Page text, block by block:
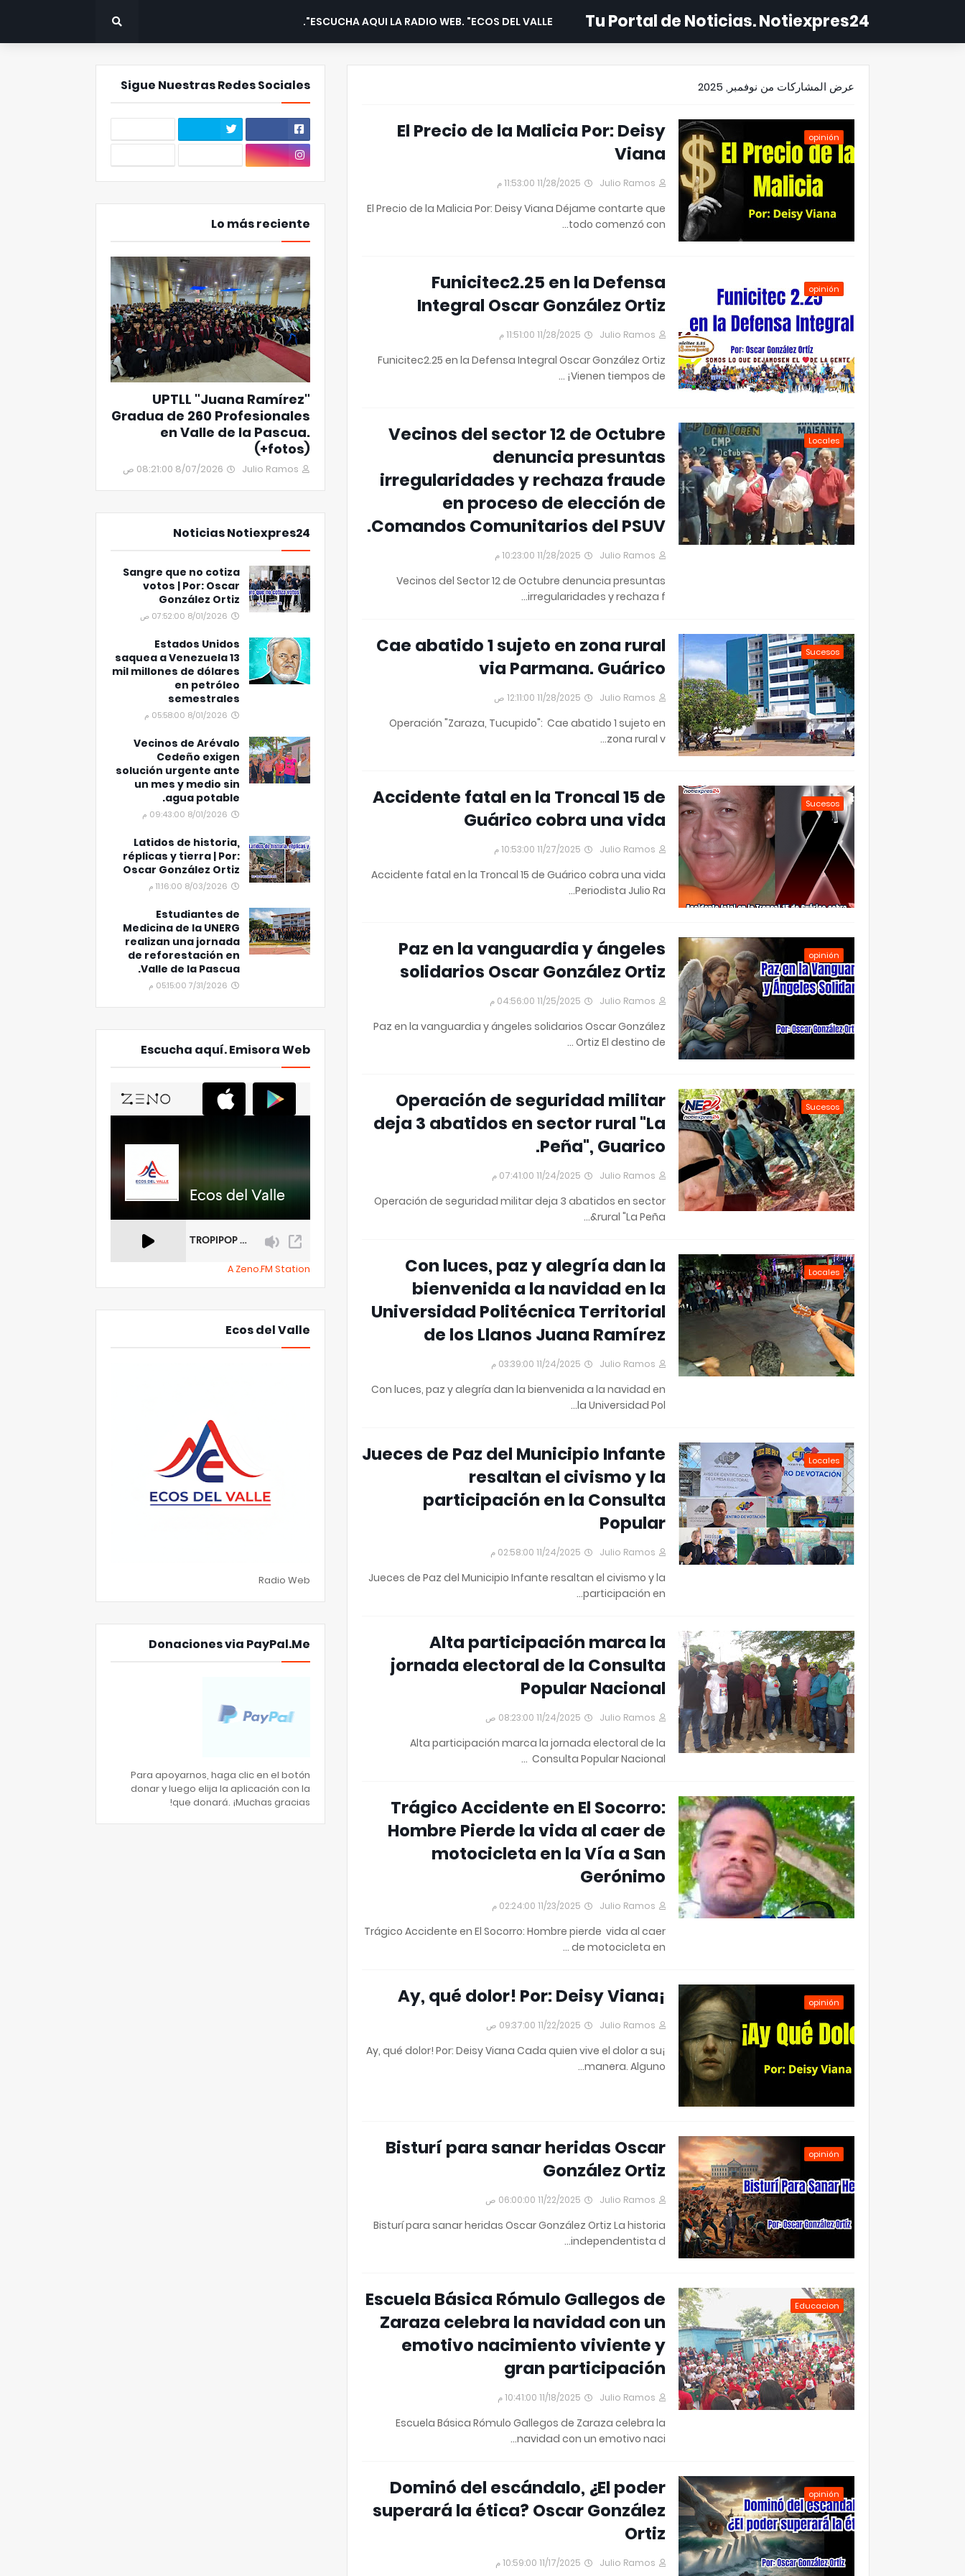
Tu Portal de Noticias. Notiexpres24
ESCUCHA AQUI LA RADIO WEB. "ECOS DEL VALLE".
عرض المشاركات من نوفمبر, 2025
opinión
El Precio de la Malicia Por: Deisy
Viana
Julio Ramos 11/28/2025 11:53:00 م
El Precio de la Malicia Por: Deisy Viana Déjame contarte que
todo comenzó con…
opinión
Funicitec2.25 en la Defensa
Integral Oscar González Ortiz
Julio Ramos 11/28/2025 11:51:00 م
Funicitec2.25 en la Defensa Integral Oscar González Ortiz
¡Vienen tiempos de …
Locales
Vecinos del sector 12 de Octubre
denuncia presuntas
irregularidades y rechaza fraude
en proceso de elección de
Comandos Comunitarios del PSUV.
Julio Ramos 11/28/2025 10:23:00 م
Vecinos del Sector 12 de Octubre denuncia presuntas
irregularidades y rechaza f…
Sucesos
Cae abatido 1 sujeto en zona rural
via Parmana. Guárico
Julio Ramos 11/28/2025 12:11:00 ص
Operación "Zaraza, Tucupido": Cae abatido 1 sujeto en
zona rural v…
Sucesos
Accidente fatal en la Troncal 15 de
Guárico cobra una vida
Julio Ramos 11/27/2025 10:53:00 م
Accidente fatal en la Troncal 15 de Guárico cobra una vida
Periodista Julio Ra…
opinión
Paz en la vanguardia y ángeles
solidarios Oscar González Ortiz
Julio Ramos 11/25/2025 04:56:00 م
Paz en la vanguardia y ángeles solidarios Oscar González
Ortiz El destino de …
Sucesos
Operación de seguridad militar
deja 3 abatidos en sector rural "La
Peña", Guarico.
Julio Ramos 11/24/2025 07:41:00 م
Operación de seguridad militar deja 3 abatidos en sector
rural "La Peña&…
Locales
Con luces, paz y alegría dan la
bienvenida a la navidad en la
Universidad Politécnica Territorial
de los Llanos Juana Ramírez
Julio Ramos 11/24/2025 03:39:00 م
Con luces, paz y alegría dan la bienvenida a la navidad en
la Universidad Pol…
Locales
Jueces de Paz del Municipio Infante
resaltan el civismo y la
participación en la Consulta
Popular
Julio Ramos 11/24/2025 02:58:00 م
Jueces de Paz del Municipio Infante resaltan el civismo y la
participación en…
Alta participación marca la
jornada electoral de la Consulta
Popular Nacional
Julio Ramos 11/24/2025 08:23:00 ص
Alta participación marca la jornada electoral de la
Consulta Popular Nacional …
Trágico Accidente en El Socorro:
Hombre Pierde la vida al caer de
motocicleta en la Vía a San
Gerónimo
Julio Ramos 11/23/2025 02:24:00 م
Trágico Accidente en El Socorro: Hombre pierde vida al caer
de motocicleta en …
opinión
¡Ay, qué dolor! Por: Deisy Viana
Julio Ramos 11/22/2025 09:37:00 ص
¡Ay, qué dolor! Por: Deisy Viana Cada quien vive el dolor a su
manera. Alguno…
opinión
Bisturí para sanar heridas Oscar
González Ortiz
Julio Ramos 11/22/2025 06:00:00 ص
Bisturí para sanar heridas Oscar González Ortiz La historia
independentista d…
Educacion
Escuela Básica Rómulo Gallegos de
Zaraza celebra la navidad con un
emotivo nacimiento viviente y
gran participación
Julio Ramos 11/18/2025 10:41:00 م
Escuela Básica Rómulo Gallegos de Zaraza celebra la
navidad con un emotivo naci…
opinión
Dominó del escándalo, ¿El poder
superará la ética? Oscar González
Ortiz
Julio Ramos 11/17/2025 10:59:00 م
Sigue Nuestras Redes Sociales
Lo más reciente
UPTLL "Juana Ramírez"
Gradua de 260 Profesionales
en Valle de la Pascua.
(+fotos)
Julio Ramos 8/07/2026 08:21:00 ص
Noticias Notiexpres24
Sangre que no cotiza
votos | Por: Oscar
González Ortiz
8/01/2026 07:52:00 ص
Estados Unidos
saquea a Venezuela 13
mil millones de dólares
en petróleo
semestrales
8/01/2026 05:58:00 م
Vecinos de Arévalo
Cedeño exigen
solución urgente ante
un mes y medio sin
agua potable.
8/01/2026 09:43:00 م
Latidos de historia,
réplicas y tierra | Por:
Oscar González Ortiz
8/03/2026 11:16:00 م
Estudiantes de
Medicina de la UNERG
realizan una jornada
de reforestación en
Valle de la Pascua.
7/31/2026 05:15:00 م
Escucha aquí. Emisora Web
A Zeno.FM Station
Ecos del Valle
Radio Web
Donaciones via PayPal.Me
Para apoyarnos, haga clic en el botón
donar y luego elija la aplicación con la
que donará. ¡Muchas gracias!